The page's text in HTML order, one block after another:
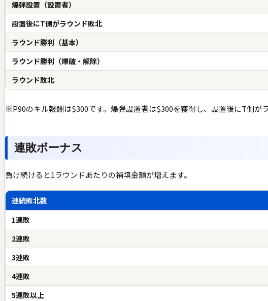
爆弾設置（設置者）
設置後にT側がラウンド敗北
ラウンド勝利（基本）
ラウンド勝利（爆破・解除）
ラウンド敗北
※P90のキル報酬は$300です。爆弾設置者は$300を獲得し、設置後にT側が
連敗ボーナス
負け続けると1ラウンドあたりの補填金額が増えます。
連続敗北数
1連敗
2連敗
3連敗
4連敗
5連敗以上